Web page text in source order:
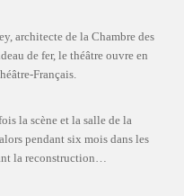
architecte de la Chambre des
de fer, le théâtre ouvre en
Français.
la scène et la salle de la
pendant six mois dans les
la reconstruction…